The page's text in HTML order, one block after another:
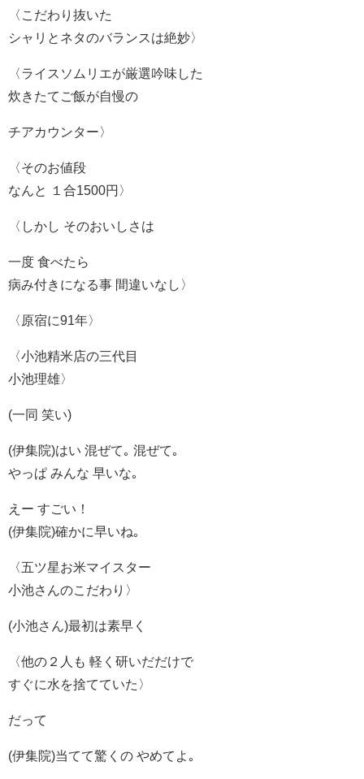
〈こだわり抜いた
シャリとネタのバランスは絶妙〉
〈ライスソムリエが厳選吟味した
炊きたてご飯が自慢の
チアカウンター〉
〈そのお値段
なんと １合1500円〉
〈しかし そのおいしさは
一度 食べたら
病み付きになる事 間違いなし〉
〈原宿に91年〉
〈小池精米店の三代目
小池理雄〉
(一同 笑い)
(伊集院)はい 混ぜて｡ 混ぜて｡
やっぱ みんな 早いな｡
えー すごい！
(伊集院)確かに早いね｡
〈五ツ星お米マイスター
小池さんのこだわり〉
(小池さん)最初は素早く
〈他の２人も 軽く研いだだけで
すぐに水を捨てていた〉
だって
(伊集院)当てて驚くの やめてよ｡